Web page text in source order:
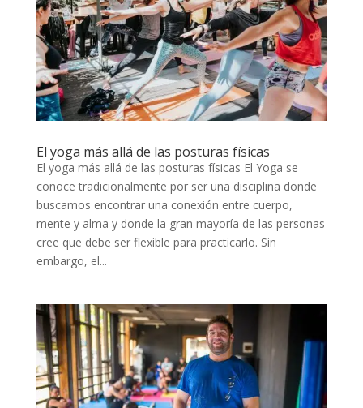
El yoga más allá de las posturas físicas
El yoga más allá de las posturas físicas El Yoga se
conoce tradicionalmente por ser una disciplina donde
buscamos encontrar una conexión entre cuerpo,
mente y alma y donde la gran mayoría de las personas
cree que debe ser flexible para practicarlo. Sin
embargo, el...